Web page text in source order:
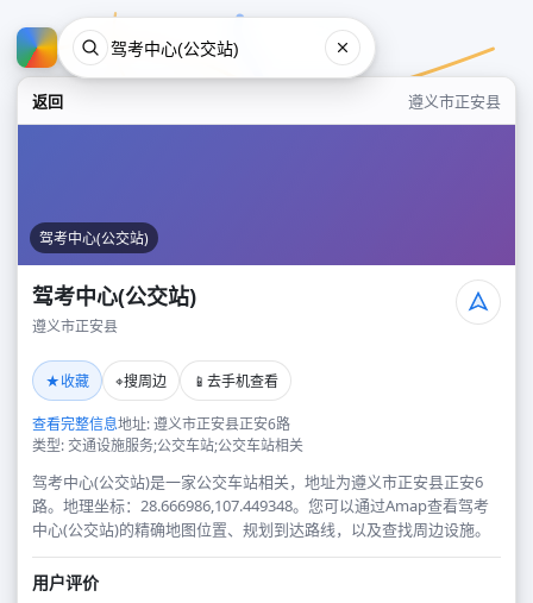
返回 遵义市正安县
驾考中心(公交站)
驾考中心(公交站)
遵义市正安县
★收藏 ⌖搜周边 📱 去手机查看
查看完整信息地址: 遵义市正安县正安6路
类型: 交通设施服务;公交车站;公交车站相关
驾考中心(公交站)是一家公交车站相关，地址为遵义市正安县正安6
路。地理坐标：28.666986,107.449348。您可以通过Amap查看驾考
中心(公交站)的精确地图位置、规划到达路线，以及查找周边设施。
用户评价